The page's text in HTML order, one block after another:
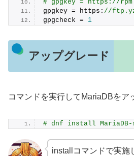
# gpgkey = https://
gpgkey = https: //
gpgcheck = 1
アップグレード
コマンドを実行してMariaDBをア
# dnf install MariaDB-
installコマンドで実施